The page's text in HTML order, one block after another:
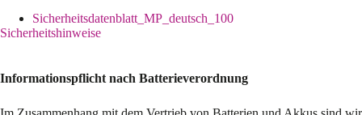
Sicherheitsdatenblatt_MP_deutsch_100
Sicherheitshinweise
Informationspflicht nach Batterieverordnung